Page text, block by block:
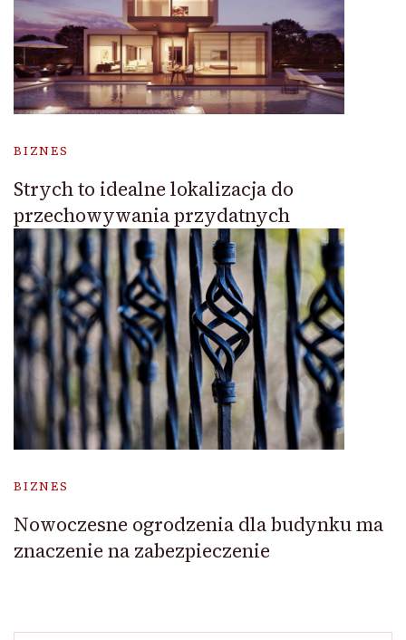
BIZNES
Strych to idealne lokalizacja do
przechowywania przydatnych
BIZNES
Nowoczesne ogrodzenia dla budynku ma
znaczenie na zabezpieczenie